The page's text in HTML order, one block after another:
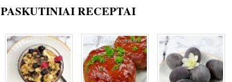
PASKUTINIAI RECEPTAI